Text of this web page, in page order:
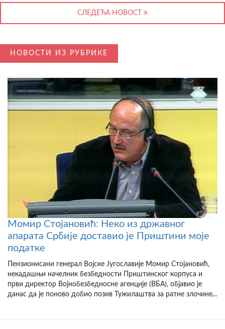
СЛЕДЕЋА НОВОСТ
НОВОСТИ ИЗ РУБРИКЕ
Момир Стојановић: Неко из државног
апарата Србије доставио је Приштини моје
податке
Пензионисани генерал Војске Југославије Момир Стојановић,
некадашњи начелник безбедности Приштинског корпуса и
први директор Војнобезбедносне агенције (ВБА), објавио је
данас да је поново добио позив Тужилаштва за ратне злочине...